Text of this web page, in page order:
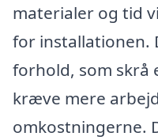
materialer og tid
for installationen.
forhold, som skrå
kræve mere
omkostningerne.